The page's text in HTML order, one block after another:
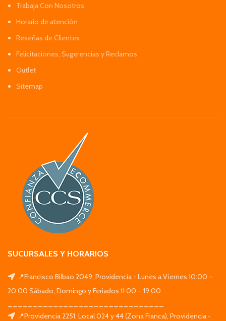
Trabaja Con Nosotros
Horario de atención
Reseñas de Clientes
Felicitaciones, Sugerencias y Reclamos
Outlet
Sitemap
SUCURSALES Y HORARIOS
📍Francisco Bilbao 2049, Providencia - Lunes a Viernes 10:00 –
20:00 Sábado, Domingo y Feriados 11:00 – 19:00
📍Providencia 2251. Local 024 y 44 (Zona Franca), Providencia -